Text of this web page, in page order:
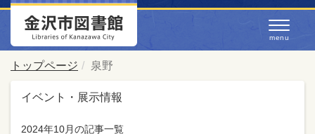
トップページ 泉野
イベント・展示情報
2024年10月の記事一覧